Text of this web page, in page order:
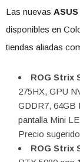
Las nuevas
disponibles en
tiendas aliadas
ROG Strix
275HX, GPU
GDDR7, 64GB
pantalla Mini
Precio
ROG Strix